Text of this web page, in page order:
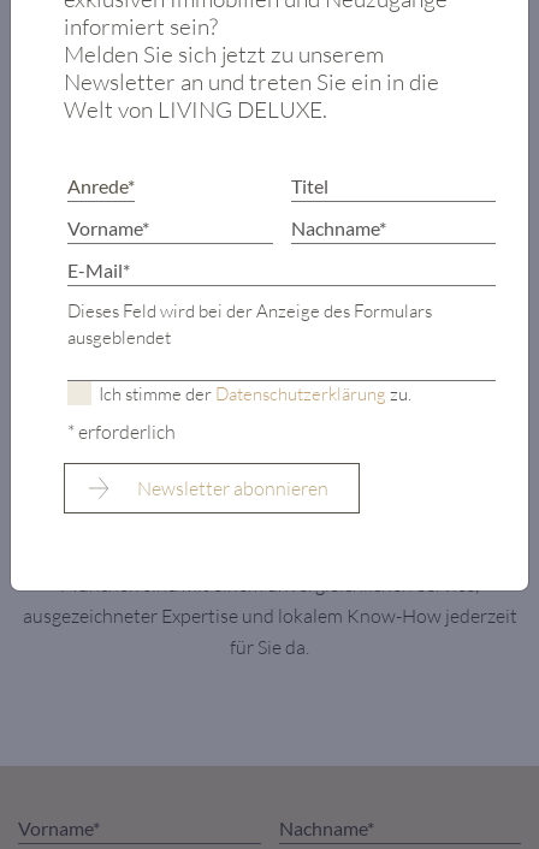
STANDORTE
Entdecken Sie unsere handverlesene Auswahl exklusiver
Immobilien an den schönsten Orten: Dort, wo höchste
Standards auf die besten Lagen treffen, wo Exklusivität und
München sind mit einem unvergleichlichen Service,
ausgezeichneter Expertise und lokalem Know-How jederzeit
für Sie da.
informiert sein?
Melden Sie sich jetzt zu unserem
Newsletter an und treten Sie ein in die
Welt von LIVING DELUXE.
Dieses Feld wird bei der Anzeige des Formulars
ausgeblendet
Ich stimme der Datenschutzerklärung zu.
* erforderlich